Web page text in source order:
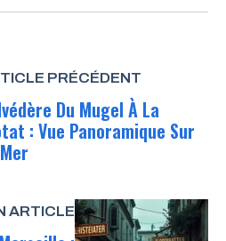
PRÉCÉDENT
Du Mugel À La
: Vue Panoramique Sur
ARTICLE